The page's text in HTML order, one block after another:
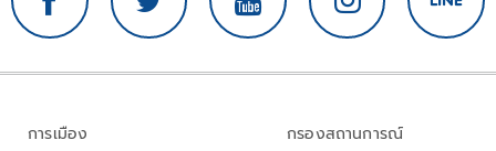
การเมือง
กรองสถานการณ์